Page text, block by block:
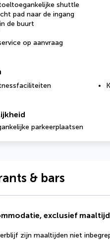
shuttle
pad naar de ingang
de buurt
op aanvraag
parkeerplaatsen
& bars
exclusief
zijn maaltijden niet